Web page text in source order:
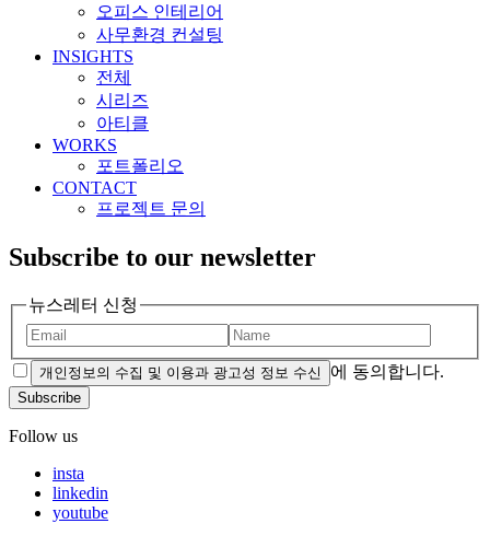
오피스 인테리어
사무환경 컨설팅
INSIGHTS
전체
시리즈
아티클
WORKS
포트폴리오
CONTACT
프로젝트 문의
Subscribe to our newsletter
뉴스레터 신청
개인정보의 수집 및 이용과 광고성 정보 수신 에 동의합니다.
Subscribe
Follow us
insta
linkedin
youtube